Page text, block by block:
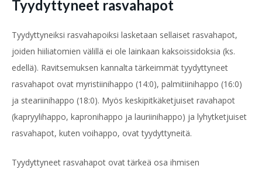
Tyydyttyneet rasvahapot
Tyydyttyneiksi rasvahapoiksi lasketaan sellaiset rasvahapot,
joiden hiiliatomien välillä ei ole lainkaan kaksoissidoksia (ks.
edellä). Ravitsemuksen kannalta tärkeimmät tyydyttyneet
rasvahapot ovat myristiinihappo (14:0), palmitiinihappo (16:0)
ja steariinihappo (18:0). Myös keskipitkäketjuiset ravahapot
(kapryylihappo, kapronihappo ja lauriinihappo) ja lyhytketjuiset
rasvahapot, kuten voihappo, ovat tyydyttyneitä.
Tyydyttyneet rasvahapot ovat tärkeä osa ihmisen